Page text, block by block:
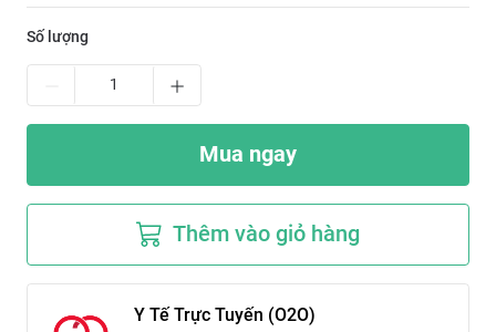
Số lượng
Mua ngay
Thêm vào giỏ hàng
Y Tế Trực Tuyến (O2O)